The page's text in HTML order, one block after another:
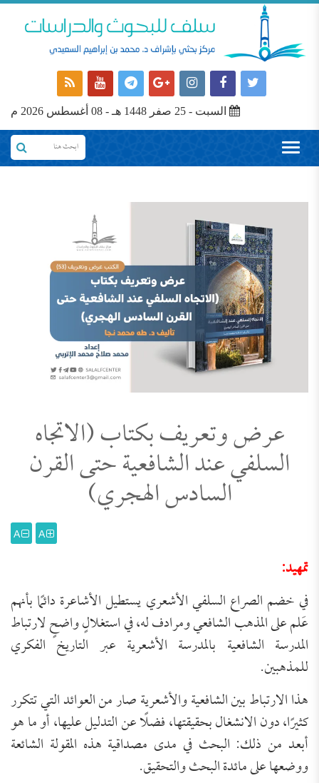
السبت - 25 صفر 1448 هـ - 08 أغسطس 2026 م
عرض وتعريف بكتاب (الاتجاه
السلفي عند الشافعية حتى القرن
السادس الهجري)
A
A
تمهيد:
في خضم الصراع السلفي الأشعري يستطيل الأشاعرة دائمًا بأنهم
عَلم على المذهب الشافعي ومرادف له، في استغلالٍ واضحٍ لارتباط
المدرسة الشافعية بالمدرسة الأشعرية عبر التاريخ الفكري
للمذهبين.
هذا الارتباط بين الشافعية والأشعرية صار من العوائد التي تتكرر
كثيرًا، دون الانشغال بحقيقتها، فضلًا عن التدليل عليها، أو ما هو
أبعد من ذلك: البحث في مدى مصداقية هذه المقولة الشائعة
ووضعها على مائدة البحث والتحقيق.